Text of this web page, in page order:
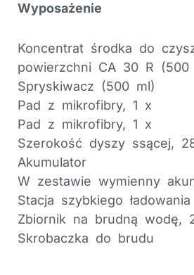
Wyposażenie
Koncentrat środka do
powierzchni CA 30 R (500
Spryskiwacz (500 ml)
Pad z mikrofibry, 1 x
Pad z mikrofibry, 1 x
Szerokość dyszy ssącej,
Akumulator
W zestawie wymienny
Stacja szybkiego ładowania
Zbiornik na brudną wodę,
Skrobaczka do brudu